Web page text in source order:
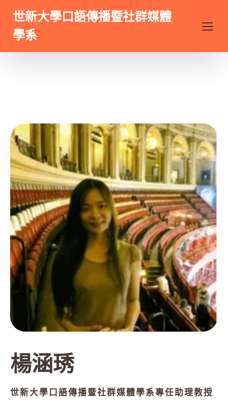
世新大學口語傳播暨社群媒體
學系
楊涵琇
世新大學口語傳播暨社群媒體學系專任助理教授